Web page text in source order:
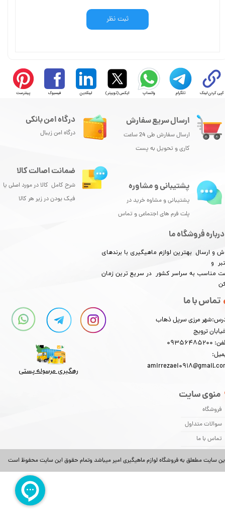
ثبت نظر
کپی کردن لینک تلگرام واتساپ ایکس (توییتر) لینکدین فیسبوک پینترست
سایت مطعلق به فروشگاه لوازم ماهیگیری امیر میباشد وتمام حقوق این سایت محفوظ است
ارسال سریع سفارش
ارسال سفارش طی 24 ساعت
کاری و تحویل به پست
درباره فروشگاه ما
و ارسال بهترین لوازم ماهیگیری با برندهای
و
مناسب به سراسر کشور در سریع ترین زمان
منوی سایت
فروشگاه
سوالات متداول
تماس با ما
تماس با ما
مرزی سرپل ذهاب
ترویج
درگاه امن بانکی
درگاه امن زیبال
پشتیبانی و مشاوره
پشتیبانی و مشاوه خرید در
پلت فرم های اجتماعی و تماس
ضمانت اصالت کالا
شرح کامل کالا در مورد اصلی یا
فیک بودن در زیر هر کالا
رهگیری مرسوله پستی​​​​​​​